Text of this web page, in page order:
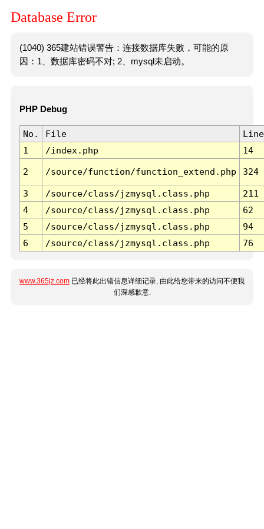
Database Error
(1040) 365建站错误警告：连接数据库失败，可能的原
因：1、数据库密码不对; 2、mysql未启动。
PHP Debug
No. File
Line
1
/index.php 14
2 /source/function/function_extend.php 324
3 /source/class/jzmysql.class.php
211
4
/source/class/jzmysql.class.php
62
5
/source/class/jzmysql.class.php
94
6
/source/class/jzmysql.class.php 76
www.365jz.com 已经将此出错信息详细记录, 由此给您带来的访问不便我
们深感歉意.